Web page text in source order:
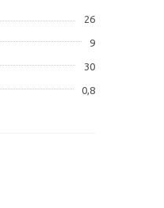
26
9
30
0,8